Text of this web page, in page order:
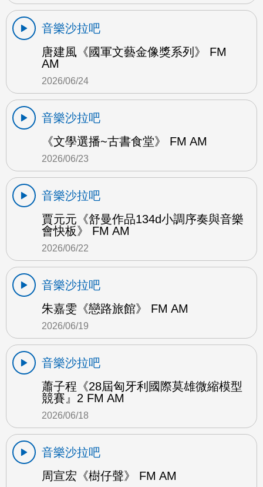
音樂沙拉吧
唐建風《國軍文藝金像獎系列》 FM
AM
2026/06/24
音樂沙拉吧
《文學選播~古書食堂》 FM AM
2026/06/23
音樂沙拉吧
賈元元《舒曼作品134d小調序奏與音樂
會快板》 FM AM
2026/06/22
音樂沙拉吧
朱嘉雯《戀路旅館》 FM AM
2026/06/19
音樂沙拉吧
蕭子程《28屆匈牙利國際莫雄微縮模型
競賽』2 FM AM
2026/06/18
音樂沙拉吧
周宣宏《樹仔聲》 FM AM